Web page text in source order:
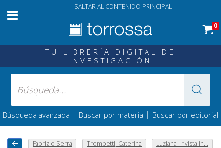
SALTAR AL CONTENIDO PRINCIPAL
0
TU LIBRERÍA DIGITAL DE
INVESTIGACIÓN
Búsqueda avanzada | Buscar por materia | Buscar por editorial
Fabrizio Serra Trombetti, Caterina Luziana : rivista in...